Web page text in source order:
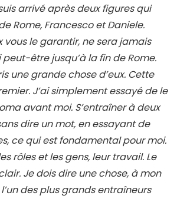
arrivé après deux figures qui
Rome, Francesco et Daniele.
vous le garantir, ne sera jamais
peut-être jusqu’à la fin de Rome.
une grande chose d’eux. Cette
J’ai simplement essayé de le
avant moi. S’entraîner à deux
dire un mot, en essayant de
ce qui est fondamental pour moi.
rôles et les gens, leur travail. Le
Je dois dire une chose, à mon
des plus grands entraîneurs